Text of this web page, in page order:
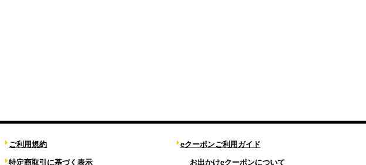
ご利用規約
特定商取引に基づく表示
eクーポンご利用ガイド
お出かけeクーポンについて